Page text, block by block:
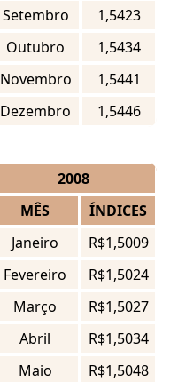
Setembro
1,5423
Outubro
1,5434
Novembro
1,5441
Dezembro
1,5446
2008
MÊS
ÍNDICES
Janeiro
R$1,5009
Fevereiro
R$1,5024
Março
R$1,5027
Abril
R$1,5034
Maio
R$1,5048